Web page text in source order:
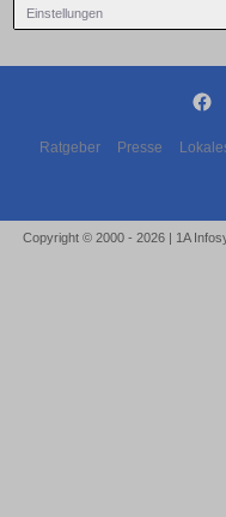
Einstellungen
Ratgeber Presse
Copyright © 2000 - 2026 | 1A